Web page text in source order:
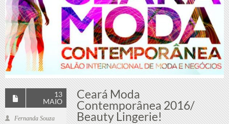
13
MAIO
Fernanda Souza
Ceará Moda
Contemporânea 2016/
Beauty Lingerie!